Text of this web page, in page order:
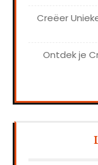
Creëer
Ontdek je